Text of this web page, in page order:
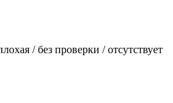
/ без проверки / отсутствует